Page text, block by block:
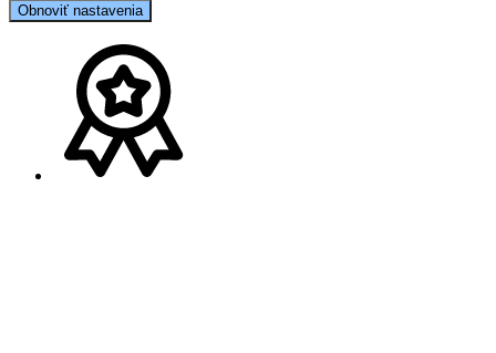
Obnoviť nastavenia